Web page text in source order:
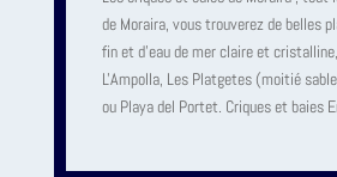
de Moraira, vous trouverez de belles
fin et d'eau de mer claire et
L'Ampolla, Les Platgetes (moitié
ou Playa del Portet. Criques et baies